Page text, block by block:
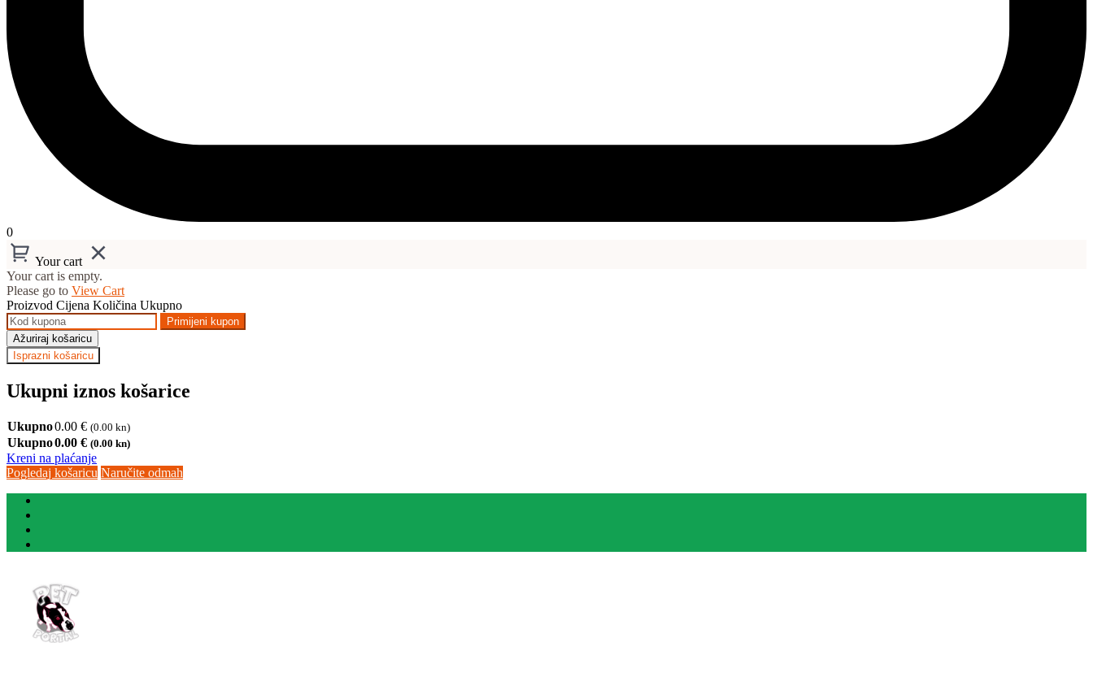
0
Your cart
Your cart is empty.
Please go to View Cart
Proizvod Cijena Količina Ukupno
Primijeni kupon
Ažuriraj košaricu
Isprazni košaricu
Ukupni iznos košarice
Ukupno0.00 € (0.00 kn)
Ukupno0.00 € (0.00 kn)
Kreni na plaćanje
Pogledaj košaricu Naručite odmah